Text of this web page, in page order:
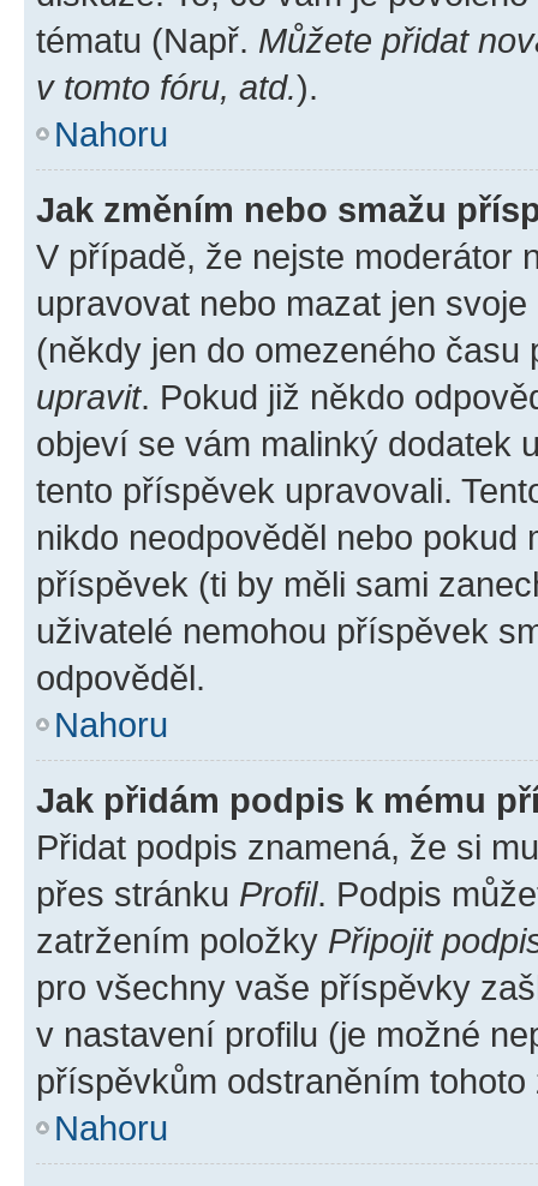
tématu (Např. Můžete přidat
v tomto fóru, atd.).
Nahoru
Jak změním nebo smažu
V případě, že nejste moderátor
upravovat nebo mazat jen
(někdy jen do omezeného
upravit. Pokud již někdo
objeví se vám malinký dodatek
tento příspěvek upravovali.
nikdo neodpověděl nebo pokud
příspěvek (ti by měli sami
uživatelé nemohou příspěvek
odpověděl.
Nahoru
Jak přidám podpis k mému
Přidat podpis znamená, že si
přes stránku Profil. Podpis
zatržením položky Připojit
pro všechny vaše příspěvky
v nastavení profilu (je možné
příspěvkům odstraněním
Nahoru